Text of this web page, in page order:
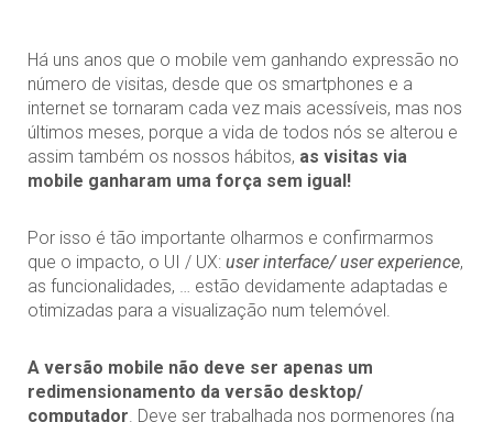
Há uns anos que o mobile vem ganhando expressão no
número de visitas, desde que os smartphones e a
internet se tornaram cada vez mais acessíveis, mas nos
últimos meses, porque a vida de todos nós se alterou e
assim também os nossos hábitos, as visitas via
mobile ganharam uma força sem igual!
Por isso é tão importante olharmos e confirmarmos
que o impacto, o UI / UX: user interface/ user experience,
as funcionalidades, … estão devidamente adaptadas e
otimizadas para a visualização num telemóvel.
A versão mobile não deve ser apenas um
redimensionamento da versão desktop/
computador . Deve ser trabalhada nos pormenores (na